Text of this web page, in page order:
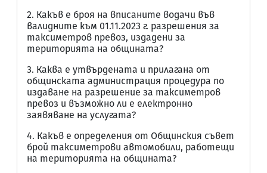
2. Какъв е броя на вписаните водачи във
валидните към 01.11.2023 г. разрешения за
таксиметров превоз, издадени за
територията на общината?
3. Каква е утвърдената и прилагана от
общинската администрация процедура по
издаване на разрешение за таксиметров
превоз и възможно ли е електронно
заявяване на услугата?
4. Какъв е определения от Общинския съвет
брой таксиметрови автомобили, работещи
на територията на общината?